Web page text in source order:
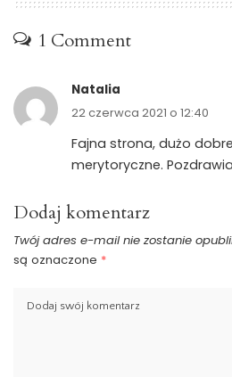
1 Comment
Natalia
22 czerwca 2021 o 12:40
Fajna strona, dużo
merytoryczne.
Dodaj komentarz
Twój adres e-mail nie zostanie
są oznaczone *